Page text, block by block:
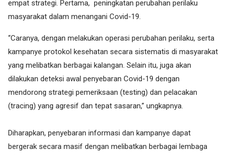
empat strategi. Pertama, peningkatan perubahan perilaku
masyarakat dalam menangani Covid-19.
“Caranya, dengan melakukan operasi perubahan perilaku, serta
kampanye protokol kesehatan secara sistematis di masyarakat
yang melibatkan berbagai kalangan. Selain itu, juga akan
dilakukan deteksi awal penyebaran Covid-19 dengan
mendorong strategi pemeriksaan (testing) dan pelacakan
(tracing) yang agresif dan tepat sasaran,” ungkapnya.
Diharapkan, penyebaran informasi dan kampanye dapat
bergerak secara masif dengan melibatkan berbagai lembaga